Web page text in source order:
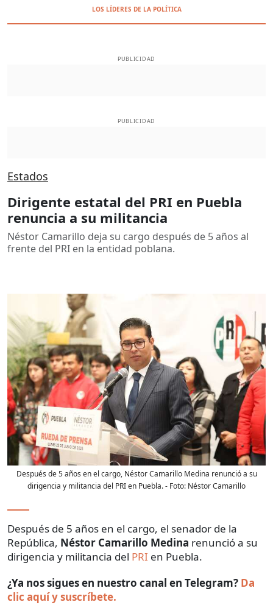
LOS LÍDERES DE LA POLÍTICA
PUBLICIDAD
PUBLICIDAD
Estados
Dirigente estatal del PRI en Puebla
renuncia a su militancia
Néstor Camarillo deja su cargo después de 5 años al
frente del PRI en la entidad poblana.
Después de 5 años en el cargo, Néstor Camarillo Medina renunció a su
dirigencia y militancia del PRI en Puebla.- Foto: Néstor Camarillo
Después de 5 años en el cargo, el senador de la
República, Néstor Camarillo Medina renunció a su
dirigencia y militancia del PRI en Puebla.
¿Ya nos sigues en nuestro canal en Telegram? Da
clic aquí y suscríbete.